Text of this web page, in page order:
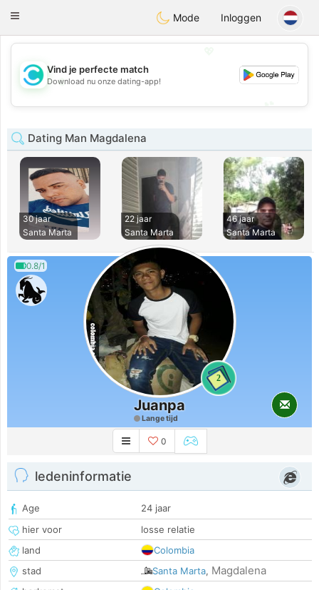
olombiaCitas
Toggle
Mode Inloggen
💖
💕
Vind je perfecte match
Download nu onze dating-app!
Dating Man Magdalena
30 jaar
Santa Marta
22 jaar
Santa Marta
46 jaar
Santa Marta
0.8/1
2
Juanpa
Lange tijd
0
ledeninformatie
Age
24 jaar
hier voor
losse relatie
land
Colombia
stad
Santa Marta, Magdalena